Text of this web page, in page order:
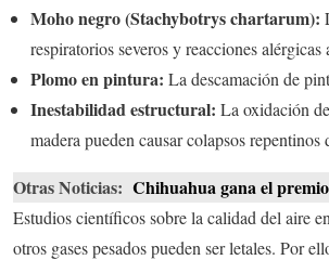
Moho negro (Stachybotrys chartarum):
respiratorios severos y reacciones alérgicas
Plomo en pintura: La descamación de
Inestabilidad estructural: La oxidación
madera pueden causar colapsos repentinos
Otras Noticias: Chihuahua gana el
Estudios científicos sobre la calidad del aire
otros gases pesados pueden ser letales. Por